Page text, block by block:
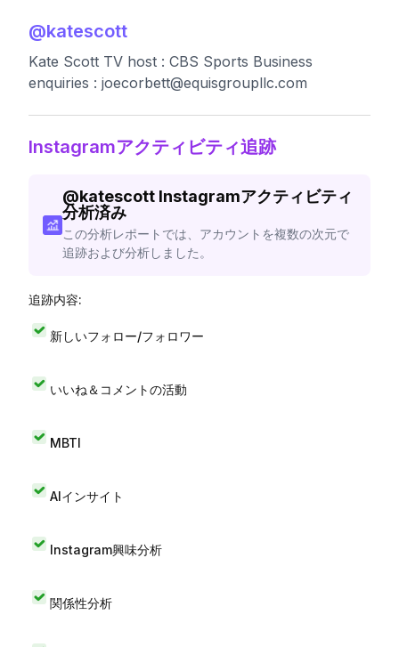
@katescott
Kate Scott TV host : CBS Sports Business
enquiries : joecorbett@equisgroupllc.com
Instagramアクティビティ追跡
@katescott Instagramアクティビティ
分析済み
この分析レポートでは、アカウントを複数の次元で
追跡および分析しました。
追跡内容:
新しいフォロー/フォロワー
いいね＆コメントの活動
MBTI
AIインサイト
Instagram興味分析
関係性分析